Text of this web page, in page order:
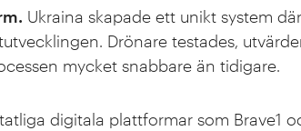
Ukraina skapade ett unikt system
Drönare testades,
mycket snabbare än tidigare.
digitala plattformar som Brave1